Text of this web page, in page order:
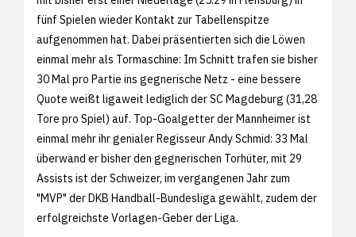
fünf Spielen wieder Kontakt zur Tabellenspitze
aufgenommen hat. Dabei präsentierten sich die Löwen
einmal mehr als Tormaschine: Im Schnitt trafen sie bisher
30 Mal pro Partie ins gegnerische Netz - eine bessere
Quote weißt ligaweit lediglich der SC Magdeburg (31,28
Tore pro Spiel) auf. Top-Goalgetter der Mannheimer ist
einmal mehr ihr genialer Regisseur Andy Schmid: 33 Mal
überwand er bisher den gegnerischen Torhüter, mit 29
Assists ist der Schweizer, im vergangenen Jahr zum
"MVP" der DKB Handball-Bundesliga gewählt, zudem der
erfolgreichste Vorlagen-Geber der Liga.